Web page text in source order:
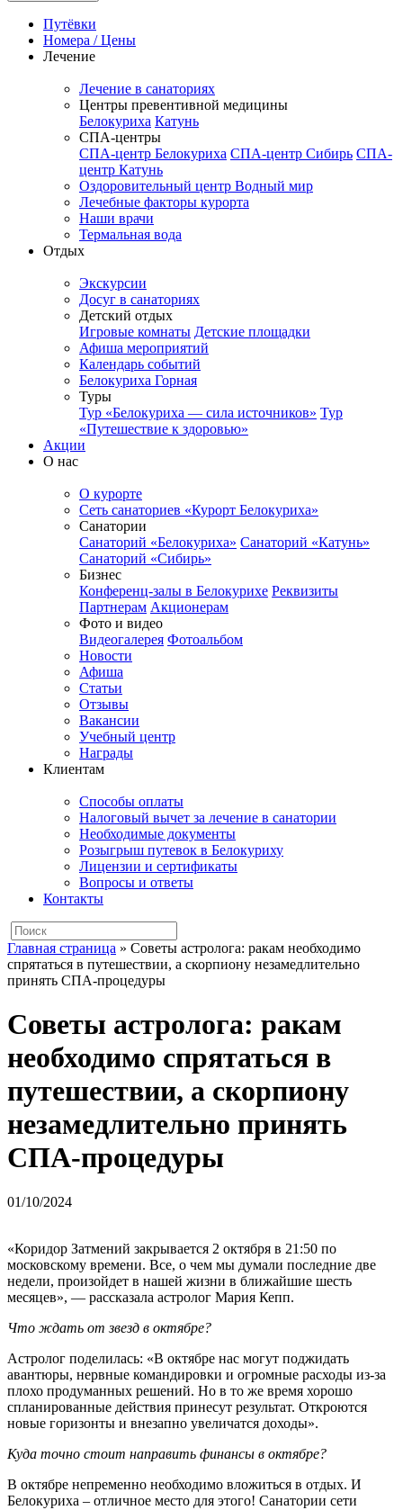
Путёвки
Номера / Цены
Лечение
Лечение в санаториях
Центры превентивной медицины
Белокуриха Катунь
СПА-центры
СПА-центр Белокуриха СПА-центр Сибирь СПА-
центр Катунь
Оздоровительный центр Водный мир
Лечебные факторы курорта
Наши врачи
Термальная вода
Отдых
Экскурсии
Досуг в санаториях
Детский отдых
Игровые комнаты Детские площадки
Афиша мероприятий
Календарь событий
Белокуриха Горная
Туры
Тур «Белокуриха — сила источников» Тур
«Путешествие к здоровью»
Акции
О нас
О курорте
Сеть санаториев «Курорт Белокуриха»
Санатории
Санаторий «Белокуриха» Санаторий «Катунь»
Санаторий «Сибирь»
Бизнес
Конференц-залы в Белокурихе Реквизиты
Партнерам Акционерам
Фото и видео
Видеогалерея Фотоальбом
Новости
Афиша
Статьи
Отзывы
Вакансии
Учебный центр
Награды
Клиентам
Способы оплаты
Налоговый вычет за лечение в санатории
Необходимые документы
Розыгрыш путевок в Белокуриху
Лицензии и сертификаты
Вопросы и ответы
Контакты
Главная страница » Советы астролога: ракам необходимо
спрятаться в путешествии, а скорпиону незамедлительно
принять СПА-процедуры
Советы астролога: ракам
необходимо спрятаться в
путешествии, а скорпиону
незамедлительно принять
СПА-процедуры
01/10/2024
«Коридор Затмений закрывается 2 октября в 21:50 по
московскому времени. Все, о чем мы думали последние две
недели, произойдет в нашей жизни в ближайшие шесть
месяцев», — рассказала астролог Мария Кепп.
Что ждать от звезд в октябре?
Астролог поделилась: «В октябре нас могут поджидать
авантюры, нервные командировки и огромные расходы из-за
плохо продуманных решений. Но в то же время хорошо
спланированные действия принесут результат. Откроются
новые горизонты и внезапно увеличатся доходы».
Куда точно стоит направить финансы в октябре?
В октябре непременно необходимо вложиться в отдых. И
Белокуриха – отличное место для этого! Санатории сети